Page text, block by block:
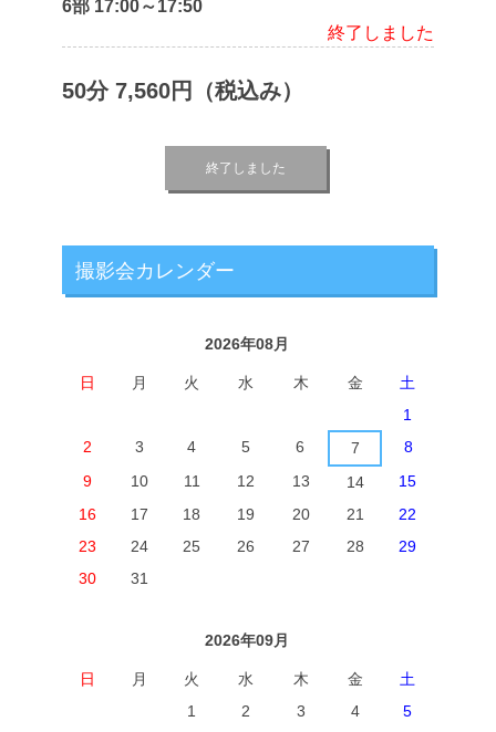
6部 17:00～17:50
終了しました
50分 7,560円（税込み）
終了しました
撮影会カレンダー
2026年08月
日 月 火 水 木 金
土
1
2
3 4 5 6 7
8
9
10 11 12 13 14
15
16
17 18 19 20 21
22
23
24 25 26 27 28
29
30
31
2026年09月
日 月 火 水 木 金
土
1
2 3 4
5